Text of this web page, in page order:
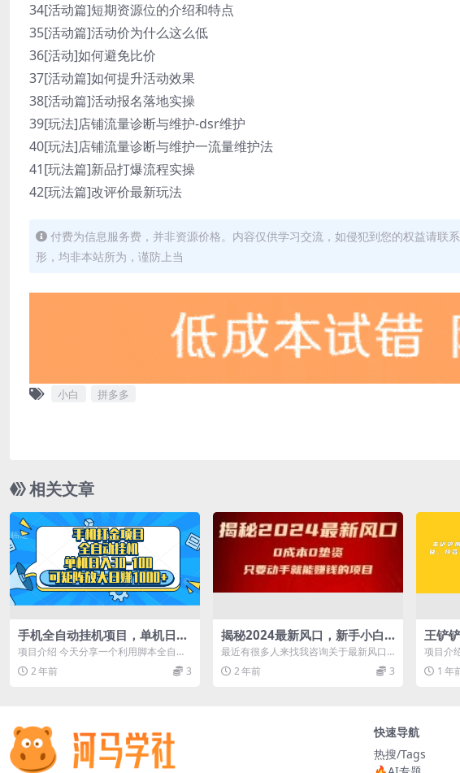
34[活动篇]短期资源位的介绍和特点
35[活动篇]活动价为什么这么低
36[活动]如何避免比价
37[活动篇]如何提升活动效果
38[活动篇]活动报名落地实操
39[玩法]店铺流量诊断与维护-dsr维护
40[玩法]店铺流量诊断与维护一流量维护法
41[玩法篇]新品打爆流程实操
42[玩法篇]改评价最新玩法
付费为信息服务费，并非资源价格。内容仅供学习交流，如侵犯到您的权益请联
形，均非本站所为，谨防上当
小白 拼多多
相关文章
手机全自动挂机项目，单机日入
30-100，可矩阵适合小白
项目介绍 今天分享一个利用脚本全自动
挂机项目，单机30-100+，安卓苹果手机
都...2 年前 3
揭秘2024最新风口，新手小白
只要动手就能赚钱的项目---空调
最近有很多人来找我咨询关于最新风口
项目的问题，做项目的方式有很多，今
天给大家揭秘...
2 年前 3
王铲
+收益
人全
的项目
项目介
学，日
蓝海玩...
1 年
快速导航
热搜/Tags